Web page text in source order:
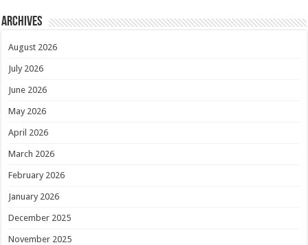
Archives
August 2026
July 2026
June 2026
May 2026
April 2026
March 2026
February 2026
January 2026
December 2025
November 2025